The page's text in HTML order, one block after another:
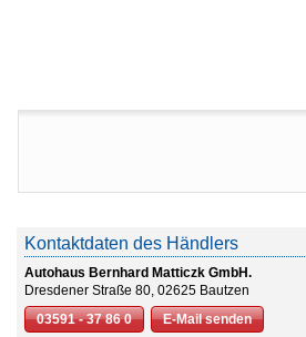
Kontaktdaten des Händlers
Autohaus Bernhard Matticzk GmbH.
Dresdener Straße 80, 02625 Bautzen
03591 - 37 86 0
E-Mail senden